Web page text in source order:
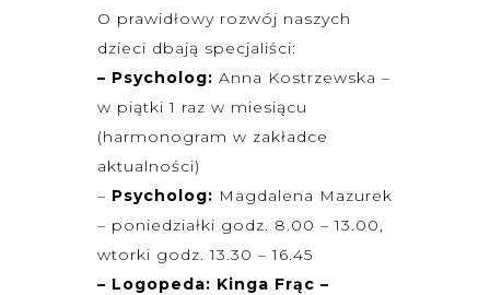
O prawidłowy rozwój naszych
dzieci dbają specjaliści:
– Psycholog: Anna Kostrzewska –
w piątki 1 raz w miesiącu
(harmonogram w zakładce
aktualności)
– Psycholog: Magdalena Mazurek
– poniedziałki godz. 8.00 – 13.00,
wtorki godz. 13.30 – 16.45
– Logopeda: Kinga Frąc –